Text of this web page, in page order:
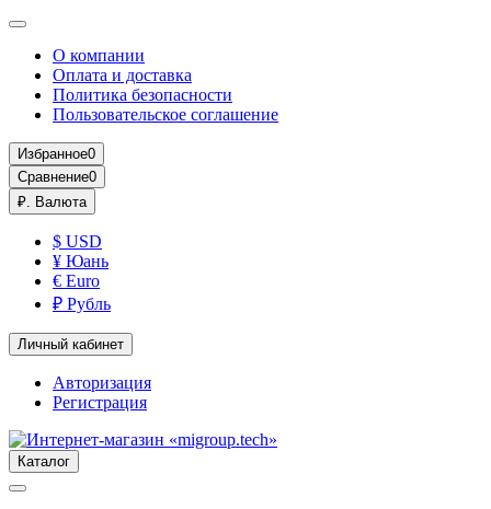
О компании
Оплата и доставка
Политика безопасности
Пользовательское соглашение
Избранное0
Сравнение0
₽. Валюта
$ USD
¥ Юань
€ Euro
₽ Рубль
Личный кабинет
Авторизация
Регистрация
Каталог